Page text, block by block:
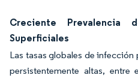
Creciente Prevalencia
Superficiales
Las tasas globales de
persistentemente altas, entre